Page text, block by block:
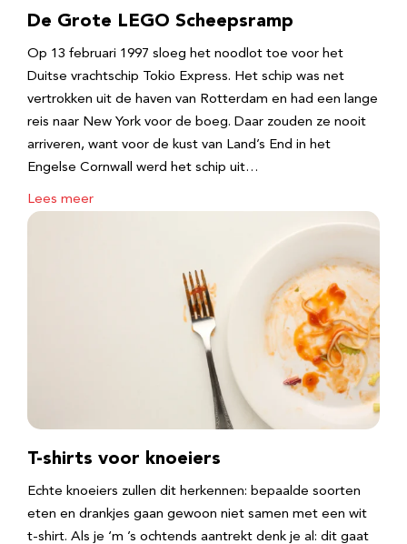
De Grote LEGO Scheepsramp
Op 13 februari 1997 sloeg het noodlot toe voor het
Duitse vrachtschip Tokio Express. Het schip was net
vertrokken uit de haven van Rotterdam en had een lange
reis naar New York voor de boeg. Daar zouden ze nooit
arriveren, want voor de kust van Land’s End in het
Engelse Cornwall werd het schip uit…
Lees meer
T-shirts voor knoeiers
Echte knoeiers zullen dit herkennen: bepaalde soorten
eten en drankjes gaan gewoon niet samen met een wit
t-shirt. Als je ‘m ’s ochtends aantrekt denk je al: dit gaat